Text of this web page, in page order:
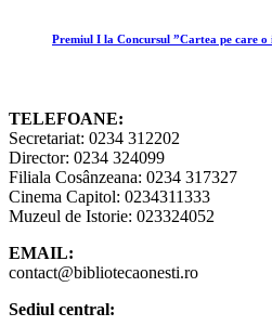
Premiul I la Concursul ”Cartea pe care o
TELEFOANE:
Secretariat: 0234 312202
Director: 0234 324099
Filiala Cosânzeana: 0234 317327
Cinema Capitol: 0234311333
Muzeul de Istorie: 023324052
EMAIL:
contact@bibliotecaonesti.ro
Sediul central: